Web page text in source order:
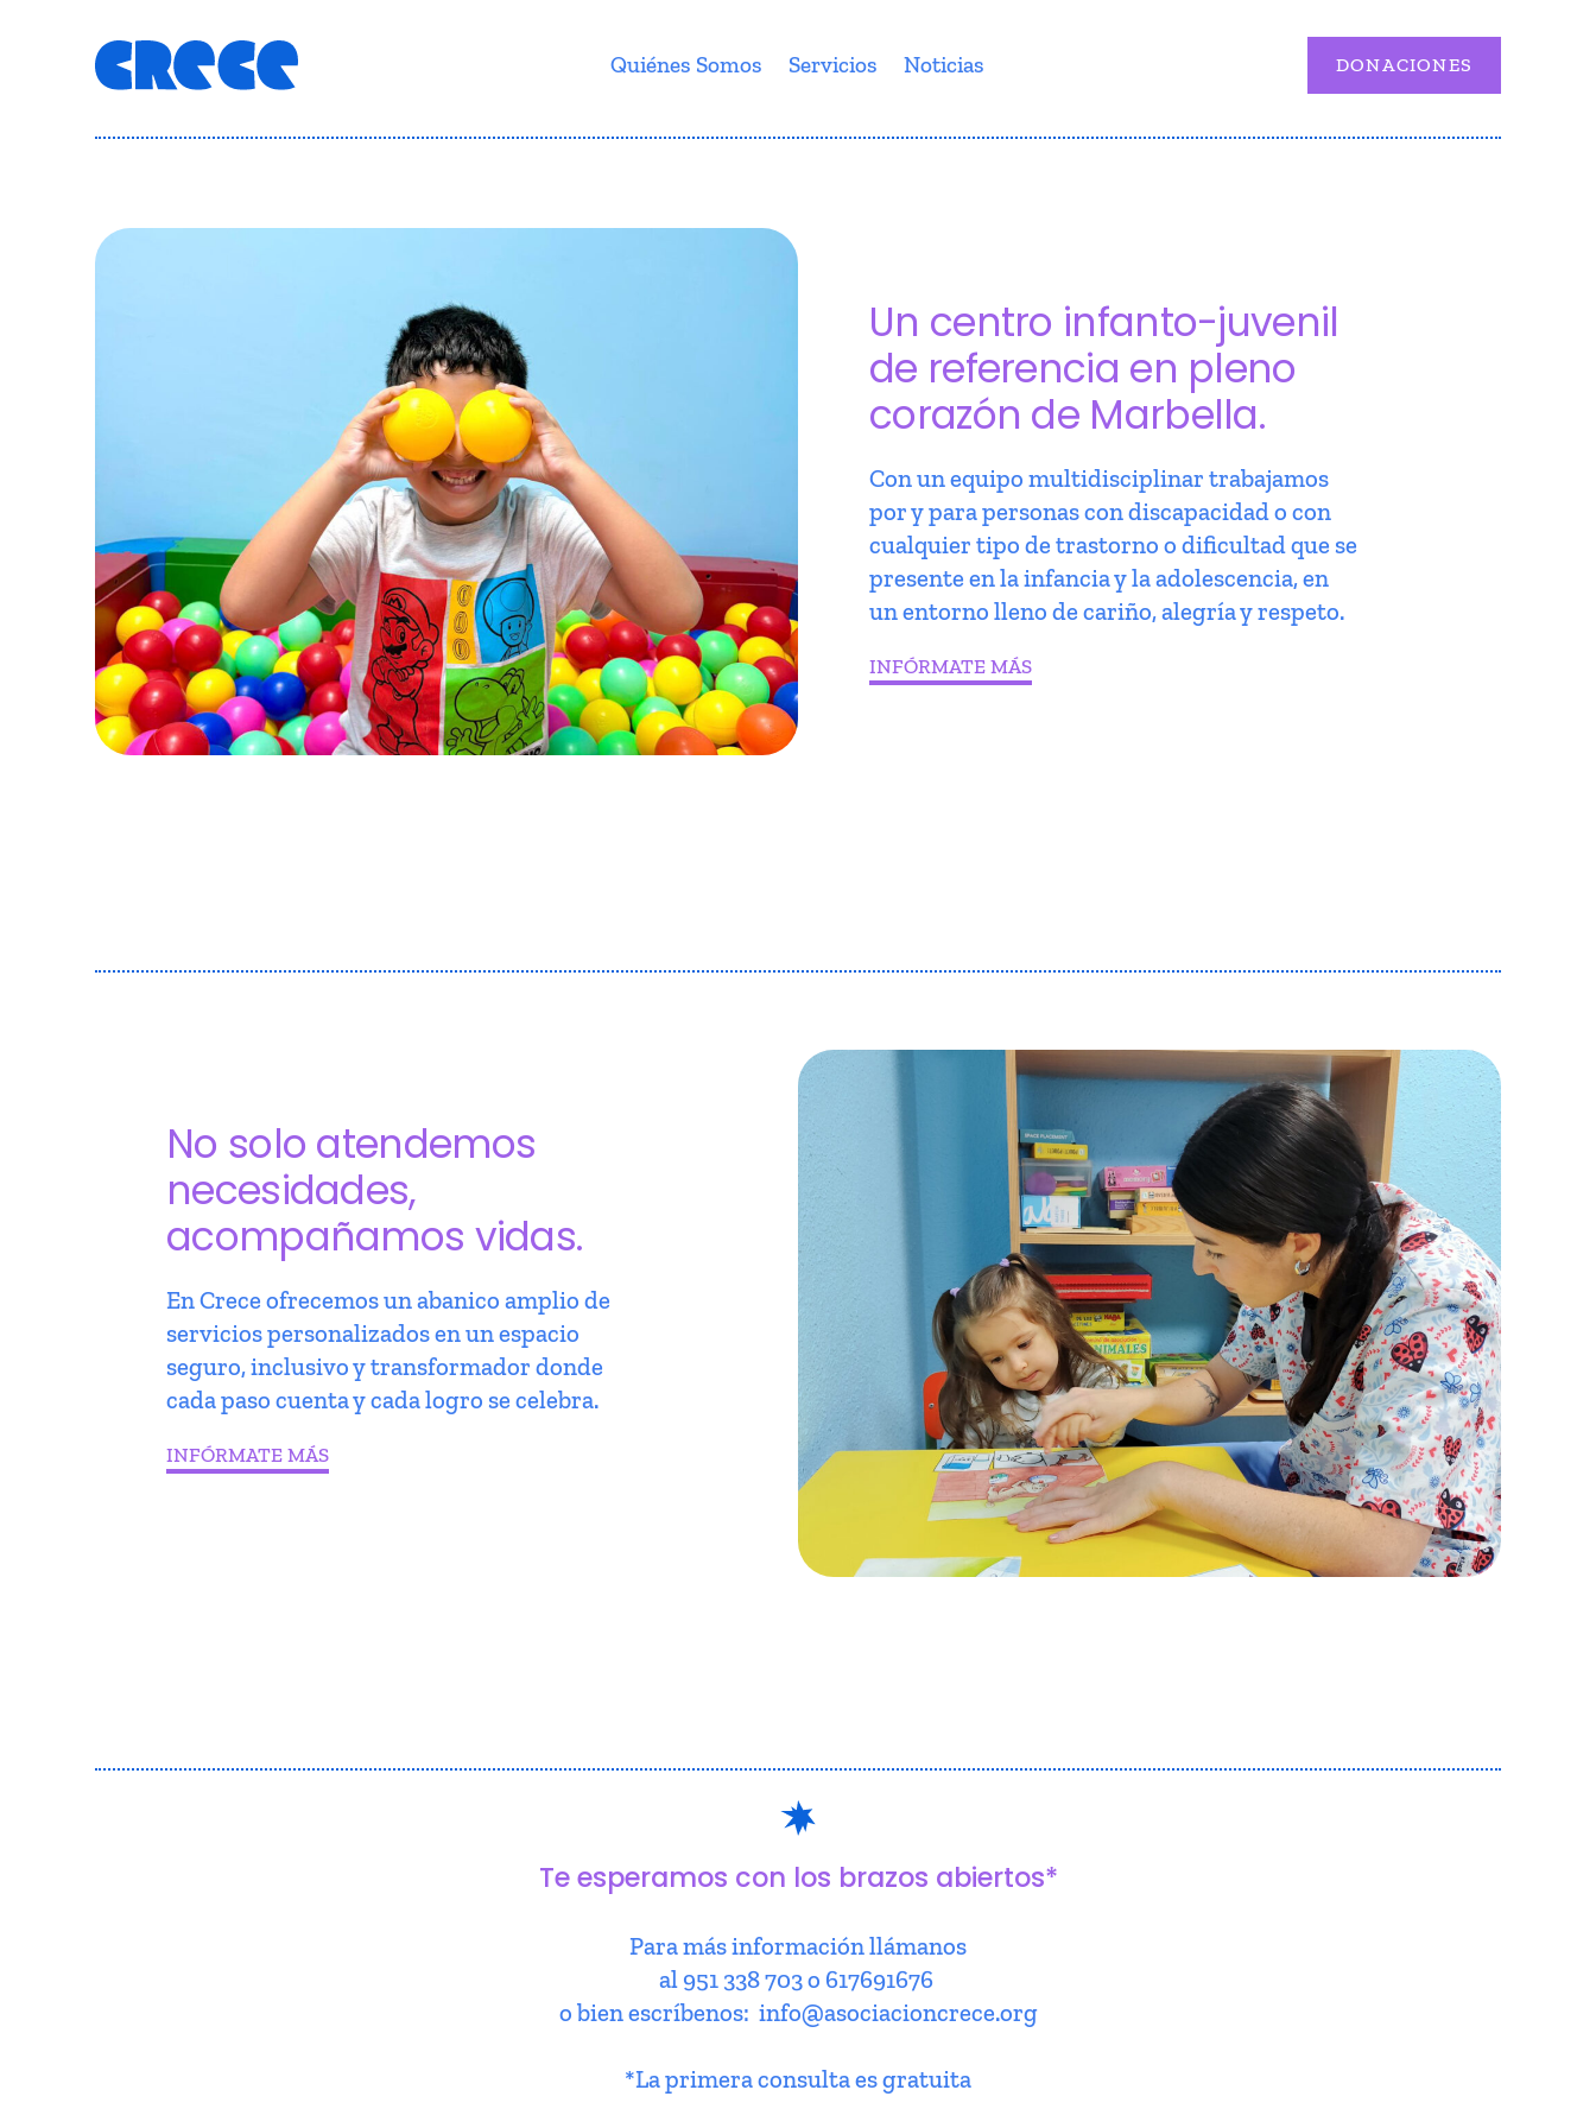
Quiénes Somos Servicios Noticias DONACIONES
Un centro infanto-juvenil
de referencia en pleno
corazón de Marbella.
Con un equipo multidisciplinar trabajamos
por y para personas con discapacidad o con
cualquier tipo de trastorno o dificultad que se
presente en la infancia y la adolescencia, en
un entorno lleno de cariño, alegría y respeto.
INFÓRMATE MÁS
No solo atendemos
necesidades,
acompañamos vidas.
En Crece ofrecemos un abanico amplio de
servicios personalizados en un espacio
seguro, inclusivo y transformador donde
cada paso cuenta y cada logro se celebra.
INFÓRMATE MÁS
Te esperamos con los brazos abiertos*
Para más información llámanos
al 951 338 703 o 617691676
o bien escríbenos: info@asociacioncrece.org
*La primera consulta es gratuita